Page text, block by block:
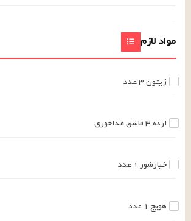
مواد لازم
زیتون۳عدد
ارده۳قاشق غذاخوری
خیارشور ۱ عدد
هویج ۱ عدد